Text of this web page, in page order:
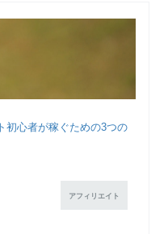
初心者が稼ぐための3つの
アフィリエイト